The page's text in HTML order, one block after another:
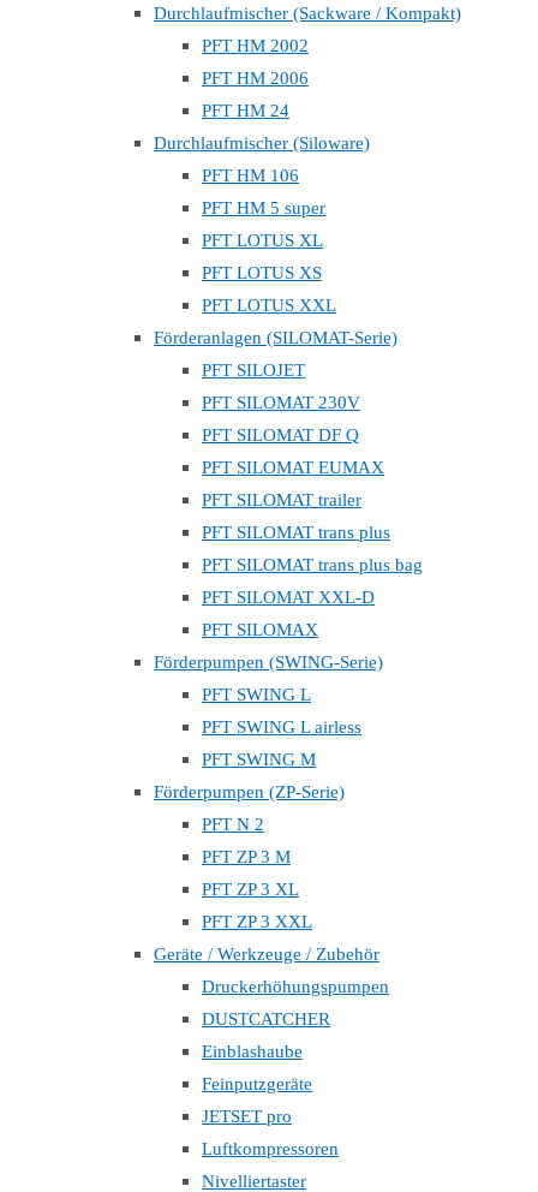
Durchlaufmischer (Sackware / Kompakt)
PFT HM 2002
PFT HM 2006
PFT HM 24
Durchlaufmischer (Siloware)
PFT HM 106
PFT HM 5 super
PFT LOTUS XL
PFT LOTUS XS
PFT LOTUS XXL
Förderanlagen (SILOMAT-Serie)
PFT SILOJET
PFT SILOMAT 230V
PFT SILOMAT DF Q
PFT SILOMAT EUMAX
PFT SILOMAT trailer
PFT SILOMAT trans plus
PFT SILOMAT trans plus bag
PFT SILOMAT XXL-D
PFT SILOMAX
Förderpumpen (SWING-Serie)
PFT SWING L
PFT SWING L airless
PFT SWING M
Förderpumpen (ZP-Serie)
PFT N 2
PFT ZP 3 M
PFT ZP 3 XL
PFT ZP 3 XXL
Geräte / Werkzeuge / Zubehör
Druckerhöhungspumpen
DUSTCATCHER
Einblashaube
Feinputzgeräte
JETSET pro
Luftkompressoren
Nivelliertaster